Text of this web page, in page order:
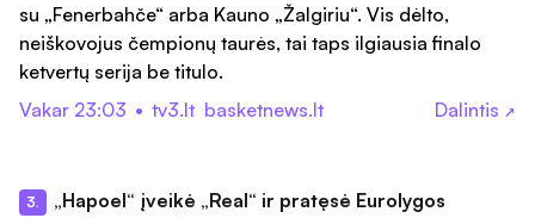
su „Fenerbahče“ arba Kauno „Žalgiriu“. Vis dėlto,
neiškovojus čempionų taurės, tai taps ilgiausia finalo
ketvertų serija be titulo.
Vakar 23:03 • tv3.lt basketnews.lt Dalintis ↗
3.
„Hapoel“ įveikė „Real“ ir pratęsė Eurolygos